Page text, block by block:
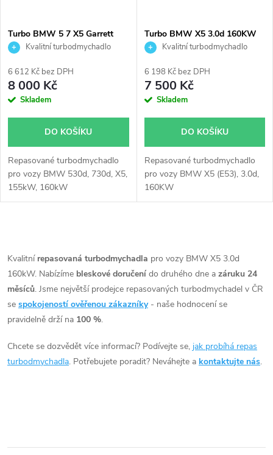
p
r
o
u
k
ů
s
p
r
o
d
u
k
ů
Turbo BMW 5 7 X5 Garrett
742730Kvalitní turbodmychadlo
6 612 Kč bez DPH
8 000 Kč
Skladem
DO KOŠÍKU
Repasované turbodmychadlo
pro vozy BMW 530d, 730d, X5,
155kW, 160kW
Turbo BMW X5 3.0d 160KW
Garrett 753392
Kvalitní turbodmychadlo
6 198 Kč bez DPH
7 500 Kč
Skladem
DO KOŠÍKU
Repasované turbodmychadlo
pro vozy BMW X5 (E53), 3.0d,
160KW
v
l
á
a
Kvalitní repasovaná turbodmychadla pro vozy BMW X5 3.0d
160kW. Nabízíme bleskové doručení do druhého dne a záruku 24
měsíců. Jsme největší prodejce repasovaných turbodmychadel v ČR
se spokojeností ověřenou zákazníky - naše hodnocení se
pravidelně drží na 100 %.
Chcete se dozvědět více informací? Podívejte se, jak probíhá repas
turbodmychadla. Potřebujete poradit? Neváhejte a kontaktujte nás.